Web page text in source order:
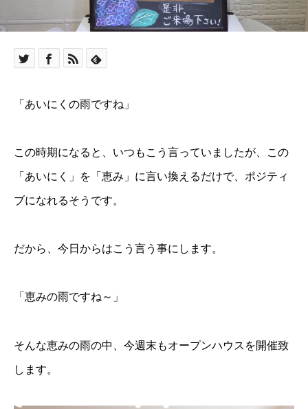
「あいにくの雨ですね」
この時期になると、いつもこう言っていましたが、この
「あいにく」を「恵み」に言い換えるだけで、ポジティ
ブになれるそうです。
だから、今日からはこう言う事にします。
「恵みの雨ですね～」
そんな恵みの雨の中、今週末もオープンハウスを開催致
します。